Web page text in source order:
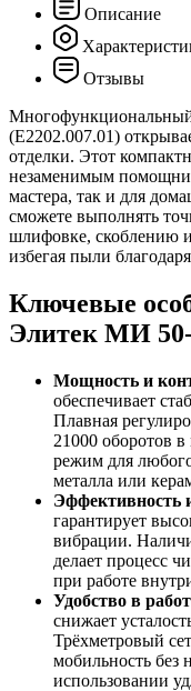
Описание
Отзывы
(E2202.007.01)
отделки. Этот
незаменимым
мастера, так и для
сможете выполнять
шлифовке, скоблению
избегая пыли
Ключевые
Элитек МИ 50-
Мощность и
обеспечивает
Плавная
21000 оборотов
режим для
металла или
Эффективность
гарантирует
вибрации.
делает процесс
при работе
Удобство в
снижает
Трёхметровый
мобильность без
использовании